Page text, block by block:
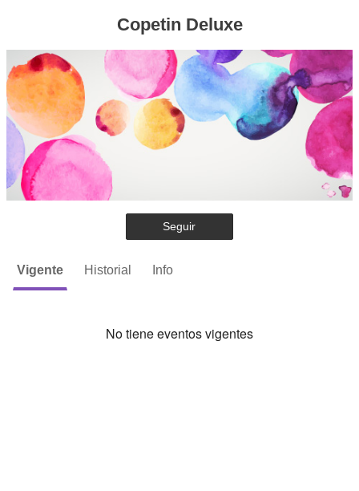
Copetin Deluxe
Seguir
Vigente Historial Info
No tiene eventos vigentes